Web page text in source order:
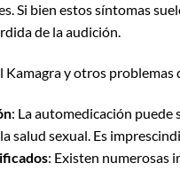
Si bien estos síntomas
de la audición.
Kamagra y otros
: La automedicación puede
salud sexual. Es
: Existen numerosas